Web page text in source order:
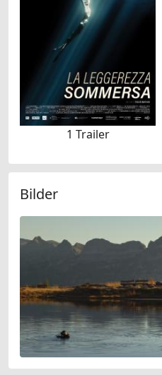
1 Trailer
Bilder